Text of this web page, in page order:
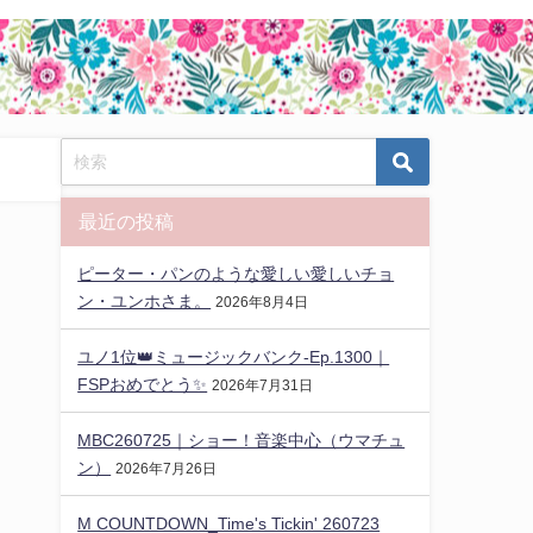
最近の投稿
ピーター・パンのような愛しい愛しいチョ
ン・ユンホさま。
2026年8月4日
ユノ1位👑ミュージックバンク-Ep.1300｜
FSPおめでとう✨️ 2026年7月31日
MBC260725｜ショー！音楽中心（ウマチュ
ン）
2026年7月26日
M COUNTDOWN_Time's Tickin' 260723